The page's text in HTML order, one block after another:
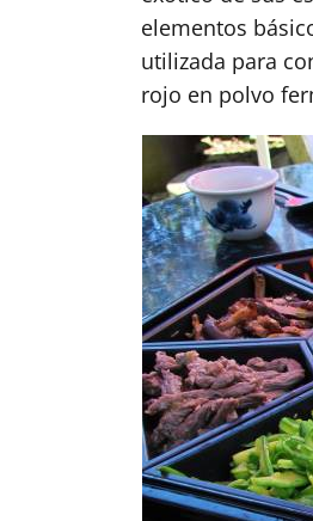
elementos
utilizada para
rojo en polvo